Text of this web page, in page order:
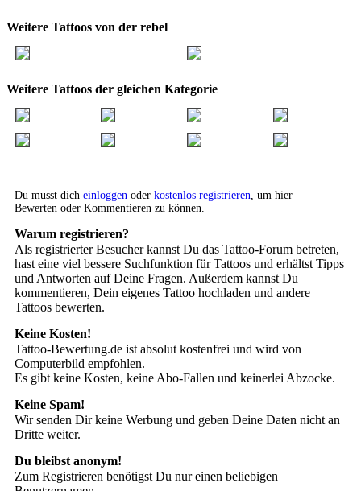
Weitere Tattoos von der rebel
Weitere Tattoos der gleichen Kategorie
Du musst dich einloggen oder kostenlos registrieren , um hier
Bewerten oder Kommentieren zu können.
Warum registrieren?
Als registrierter Besucher kannst Du das Tattoo-Forum betreten,
hast eine viel bessere Suchfunktion für Tattoos und erhältst Tipps
und Antworten auf Deine Fragen. Außerdem kannst Du
kommentieren, Dein eigenes Tattoo hochladen und andere
Tattoos bewerten.
Keine Kosten!
Tattoo-Bewertung.de ist absolut kostenfrei und wird von
Computerbild empfohlen.
Es gibt keine Kosten, keine Abo-Fallen und keinerlei Abzocke.
Keine Spam!
Wir senden Dir keine Werbung und geben Deine Daten nicht an
Dritte weiter.
Du bleibst anonym!
Zum Registrieren benötigst Du nur einen beliebigen